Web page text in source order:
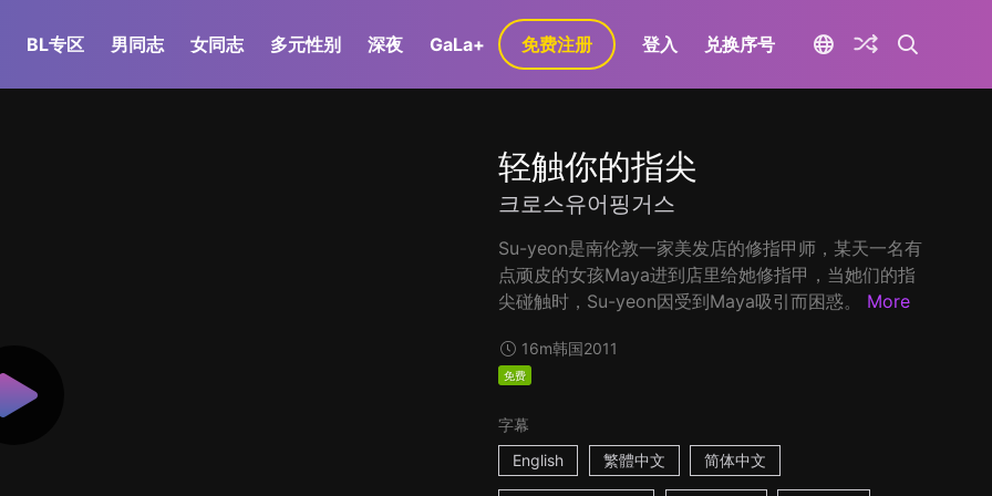
BL专区 男同志 女同志 多元性别 深夜 GaLa+ 免费注册 登入 兑换序号
轻触你的指尖
크로스유어핑거스
Su-yeon是南伦敦一家美发店的修指甲师，某天一名有
点顽皮的女孩Maya进到店里给她修指甲，当她们的指
尖碰触时，Su-yeon因受到Maya吸引而困惑。
More
16m韩国2011
免费
字幕
English
繁體中文 简体中文